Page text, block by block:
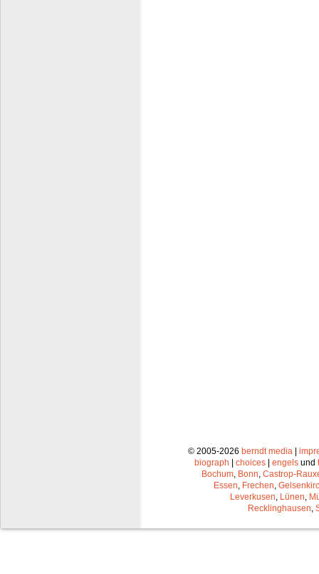
© 2005-2026 berndt media |
biograph | choices | engels und
Bochum Bonn Castrop-
Essen Frechen
Leverkusen Lünen
Recklinghausen